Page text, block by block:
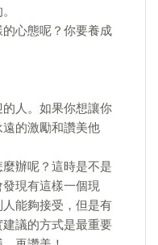
心態呢？你要養成
人。如果你想讓你
的激勵和讚美他
辦呢？這時是不是
現有這樣一個現
能夠接受，但是有
議的方式是最重要